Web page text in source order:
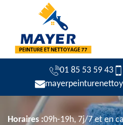
01 85 53 59 43
Horaires :09h-19h, 7j/7 et en